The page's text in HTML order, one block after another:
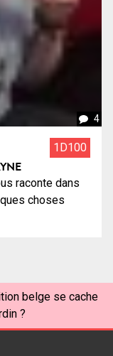
4
1D100
raconte dans
choses
belge se cache
?